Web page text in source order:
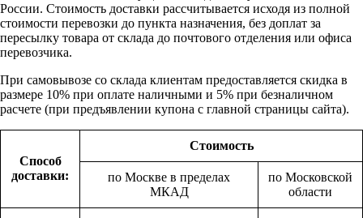
России. Стоимость доставки рассчитывается исходя из полной
стоимости перевозки до пункта назначения, без доплат за
пересылку товара от склада до почтового отделения или офиса
перевозчика.
При самовывозе со склада клиентам предоставляется скидка в
размере 10% при оплате наличными и 5% при безналичном
расчете (при предъявлении купона с главной страницы сайта).
Способ
доставки:
Стоимость
по Москве в пределах
МКАД
по Московской
области